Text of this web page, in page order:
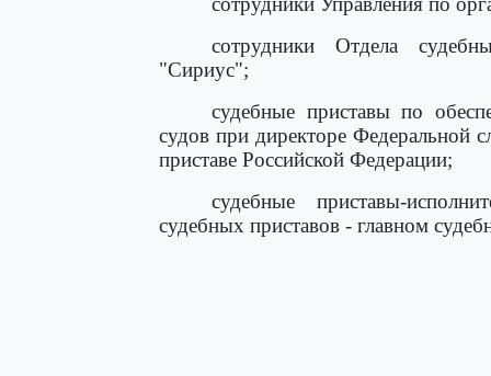
сотрудники Отдела
"Сириус";
судебные приставы по
судов при директоре Федеральной
приставе Российской Федерации;
судебные приставы-
судебных приставов - главном